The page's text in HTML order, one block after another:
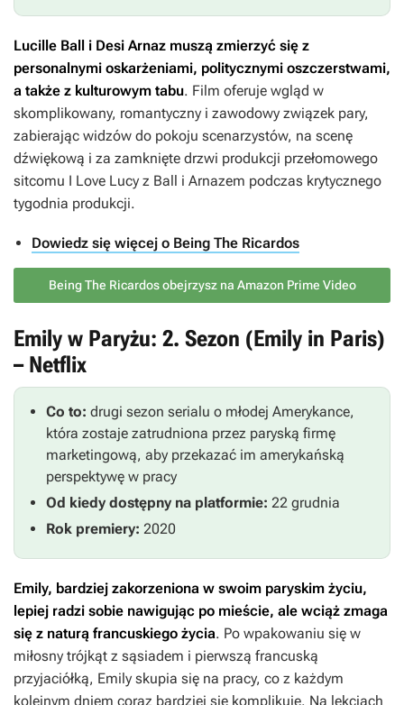
Lucille Ball i Desi Arnaz muszą zmierzyć się z
personalnymi oskarżeniami, politycznymi oszczerstwami,
a także z kulturowym tabu. Film oferuje wgląd w
skomplikowany, romantyczny i zawodowy związek pary,
zabierając widzów do pokoju scenarzystów, na scenę
dźwiękową i za zamknięte drzwi produkcji przełomowego
sitcomu I Love Lucy z Ball i Arnazem podczas krytycznego
tygodnia produkcji.
Dowiedz się więcej o Being The Ricardos
Being The Ricardos obejrzysz na Amazon Prime Video
Emily w Paryżu: 2. Sezon (Emily in Paris)
– Netflix
Co to: drugi sezon serialu o młodej Amerykance,
która zostaje zatrudniona przez paryską firmę
marketingową, aby przekazać im amerykańską
perspektywę w pracy
Od kiedy dostępny na platformie: 22 grudnia
Rok premiery: 2020
Emily, bardziej zakorzeniona w swoim paryskim życiu,
lepiej radzi sobie nawigując po mieście, ale wciąż zmaga
się z naturą francuskiego życia. Po wpakowaniu się w
miłosny trójkąt z sąsiadem i pierwszą francuską
przyjaciółką, Emily skupia się na pracy, co z każdym
kolejnym dniem coraz bardziej się komplikuje. Na lekcjach